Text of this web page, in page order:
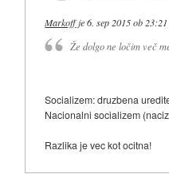
Markoffje6. sep 2015 ob 23:21
Že dolgo ne ločim več
Socializem: druzbena
Nacionalni socializem
Razlika je vec kot ocitna!